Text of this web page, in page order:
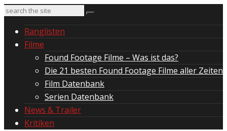
Ranglisten
Filme
Found Footage Filme – Was ist das?
Die 21 besten Found Footage Filme aller Zeiten
Film Datenbank
Serien Datenbank
News & Trailer
Kritiken